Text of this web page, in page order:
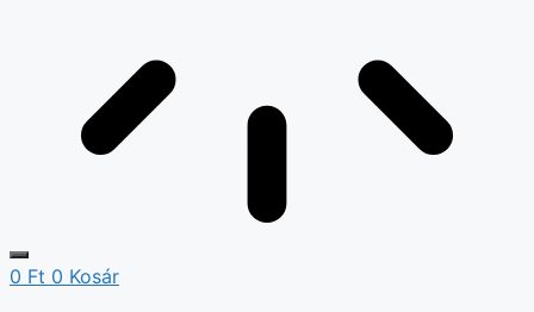
0 Ft 0 Kosár